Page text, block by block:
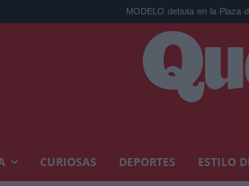
MODELO debuta en la Plaza del Trigo
CURIOSAS DEPORTES ESTILO